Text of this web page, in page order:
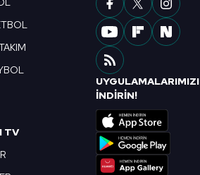
detaylı bilgi için Ayarlar
ve sitemizde ilgili
TV
UYGULAMALARIMIZI
İNDİRİN!